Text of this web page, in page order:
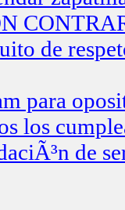
de
para
los
de